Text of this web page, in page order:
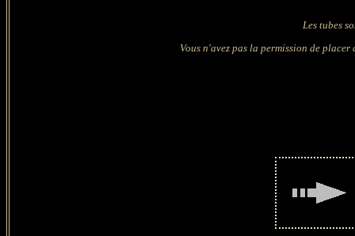
Les tubes
Vous n'avez pas la permission de